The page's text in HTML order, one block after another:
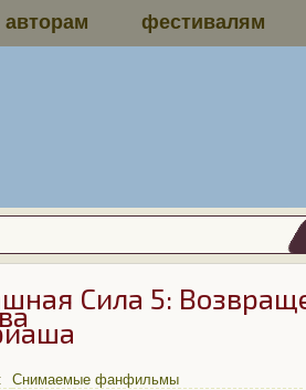
авторам фестивалям
Сила 5:
Снимаемые фанфильмы